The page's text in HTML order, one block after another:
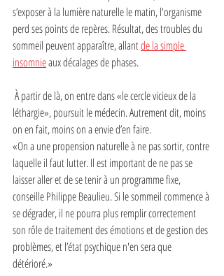
s’exposer à la lumière naturelle le matin, l'organisme
perd ses points de repères. Résultat, des troubles du
sommeil peuvent apparaître, allant de la simple
insomnie aux décalages de phases.
léthargie», poursuit le médecin. Autrement dit, moins
on en fait, moins on a envie d’en faire.
«On a une propension naturelle à ne pas sortir, contre
laquelle il faut lutter. Il est important de ne pas se
laisser aller et de se tenir à un programme fixe,
conseille Philippe Beaulieu. Si le sommeil commence à
se dégrader, il ne pourra plus remplir correctement
son rôle de traitement des émotions et de gestion des
problèmes, et l’état psychique n'en sera que
détérioré.»